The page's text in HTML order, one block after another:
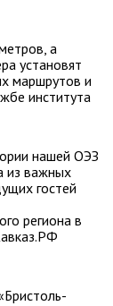
а
установят
маршрутов и
института
нашей ОЭЗ
из важных
гостей
региона в